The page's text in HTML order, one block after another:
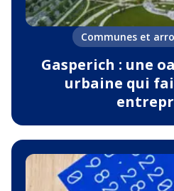
Communes et
Gasperich : une
urbaine qui